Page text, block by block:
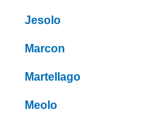
Jesolo
Marcon
Martellago
Meolo